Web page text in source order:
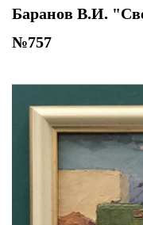
Баранов В.И.
№757